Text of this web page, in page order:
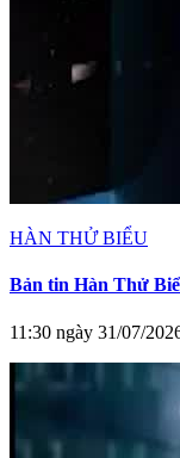
HÀN THỬ BIỂU
Bản tin Hàn Thử
11:30 ngày 31/07/